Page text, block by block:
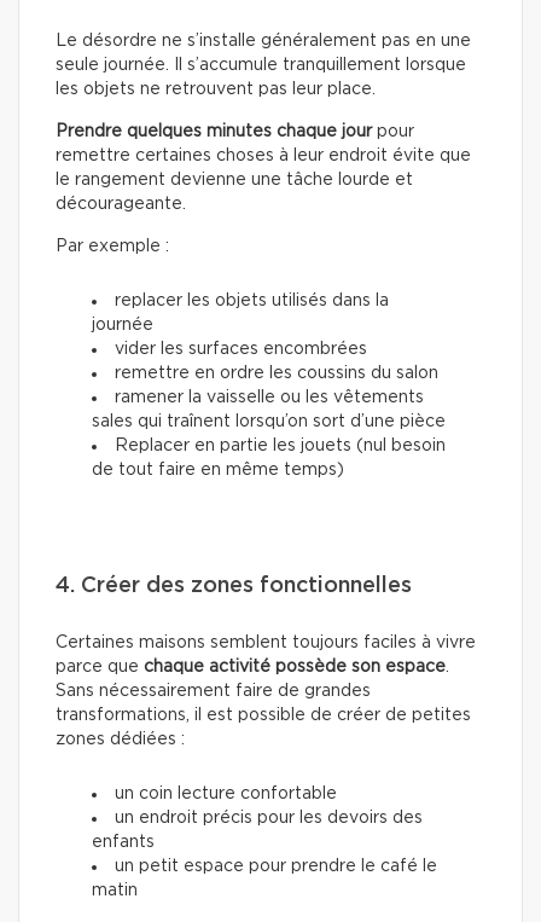
Le désordre ne s’installe généralement pas en une
seule journée. Il s’accumule tranquillement lorsque
les objets ne retrouvent pas leur place.
Prendre quelques minutes chaque jourpour
remettre certaines choses à leur endroit évite que
le rangement devienne une tâche lourde et
décourageante.
Par exemple :
replacer les objets utilisés dans la
journée
vider les surfaces encombrées
remettre en ordre les coussins du salon
ramener la vaisselle ou les vêtements
sales qui traînent lorsqu’on sort d’une pièce
Replacer en partie les jouets (nul besoin
de tout faire en même temps)
4. Créer des zones fonctionnelles
Certaines maisons semblent toujours faciles à vivre
parce que chaque activité possède son espace.
Sans nécessairement faire de grandes
transformations, il est possible de créer de petites
zones dédiées :
un coin lecture confortable
un endroit précis pour les devoirs des
enfants
un petit espace pour prendre le café le
matin